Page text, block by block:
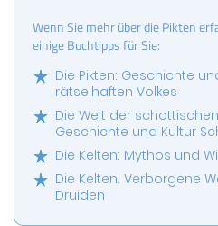
Wenn Sie mehr über die Pikten
einige Buchtipps für Sie:
Die Pikten: Geschichte
rätselhaften Volkes
Die Welt der
Geschichte und Kultur
Die Kelten: Mythos und
Die Kelten. Verborgene
Druiden